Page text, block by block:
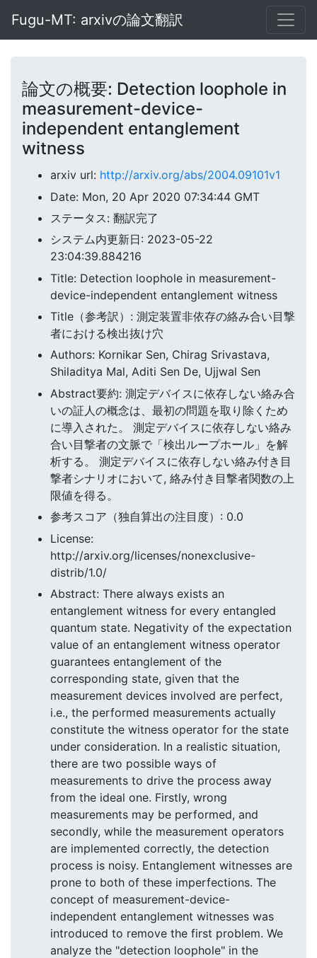
Fugu-MT: arxivの論文翻訳
論文の概要: Detection loophole in
measurement-device-
independent entanglement
witness
arxiv url: http://arxiv.org/abs/2004.09101v1
Date: Mon, 20 Apr 2020 07:34:44 GMT
ステータス: 翻訳完了
システム内更新日: 2023-05-22
23:04:39.884216
Title: Detection loophole in measurement-
device-independent entanglement witness
Title（参考訳）: 測定装置非依存の絡み合い目撃
者における検出抜け穴
Authors: Kornikar Sen, Chirag Srivastava,
Shiladitya Mal, Aditi Sen De, Ujjwal Sen
Abstract要約: 測定デバイスに依存しない絡み合
いの証人の概念は、最初の問題を取り除くため
に導入された。 測定デバイスに依存しない絡み
合い目撃者の文脈で「検出ループホール」を解
析する。 測定デバイスに依存しない絡み付き目
撃者シナリオにおいて, 絡み付き目撃者関数の上
限値を得る。
参考スコア（独自算出の注目度）: 0.0
License:
http://arxiv.org/licenses/nonexclusive-
distrib/1.0/
Abstract: There always exists an
entanglement witness for every entangled
quantum state. Negativity of the expectation
value of an entanglement witness operator
guarantees entanglement of the
corresponding state, given that the
measurement devices involved are perfect,
i.e., the performed measurements actually
constitute the witness operator for the state
under consideration. In a realistic situation,
there are two possible ways of
measurements to drive the process away
from the ideal one. Firstly, wrong
measurements may be performed, and
secondly, while the measurement operators
are implemented correctly, the detection
process is noisy. Entanglement witnesses are
prone to both of these imperfections. The
concept of measurement-device-
independent entanglement witnesses was
introduced to remove the first problem. We
analyze the "detection loophole" in the